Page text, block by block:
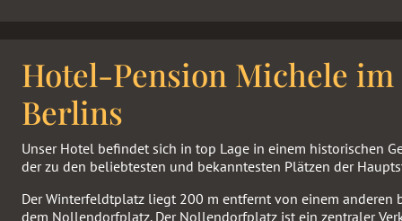
Hotel-Pension Michele
Berlins
Unser Hotel befindet sich in top Lage in einem historischen
der zu den beliebtesten und bekanntesten Plätzen der
Der Winterfeldtplatz liegt 200 m entfernt von einem anderen
dem Nollendorfplatz. Der Nollendorfplatz ist ein zentraler